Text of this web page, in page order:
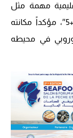
مهمة مثل
“الاتحاد من أجل المتوسط” و”الحوار 5+5″، مؤكداً مكانته
في محيطه